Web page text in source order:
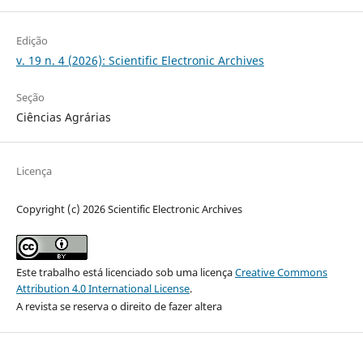
Edição
v. 19 n. 4 (2026): Scientific Electronic Archives
Seção
Ciências Agrárias
Licença
Copyright (c) 2026 Scientific Electronic Archives
Este trabalho está licenciado sob uma licençaCreative Commons
Attribution 4.0 International License.
A revista se reserva o direito de fazer altera